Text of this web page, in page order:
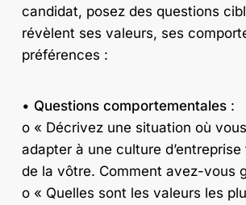
candidat, posez des questions
révèlent ses valeurs, ses
préférences :
• Questions comportementales:
o « Décrivez une situation où
adapter à une culture
de la vôtre. Comment avez-vous
o « Quelles sont les valeurs les